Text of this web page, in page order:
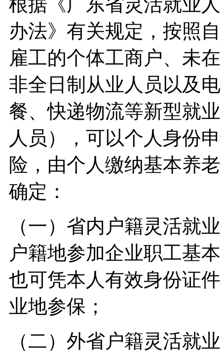
办法》有关规定，按照
雇工的个体工商户、未
非全日制从业人员以及
餐、快递物流等新型就
人员），可以个人身份
险，由个人缴纳基本养
确定：
（一）省内户籍灵活就
户籍地参加企业职工基
也可凭本人有效身份证
业地参保；
（二）外省户籍灵活就